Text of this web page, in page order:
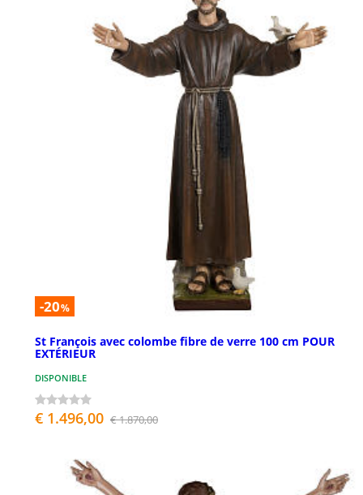
-20%
St François avec colombe fibre de verre 100 cm POUR
EXTÉRIEUR
DISPONIBLE
€ 1.496,00 € 1.870,00